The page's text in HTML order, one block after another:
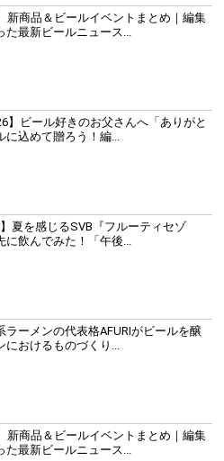
新商品＆ビールイベントまとめ｜編集
た最新ビールニュース...
】ビール好きのお父さんへ「ありがと
に込めて贈ろう！編...
】夏を感じるSVB『フルーティセゾ
に飲んでみた！「午後...
ラーメンの代表格AFURIがビールを醸
におけるものづくり...
新商品＆ビールイベントまとめ｜編集
た最新ビールニュース...